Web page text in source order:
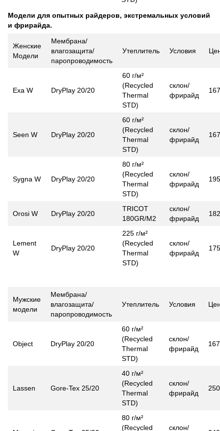
Модели для опытных райдеров, экстремальных условий
и фрирайда.
Женские
Модели
Мембрана/
влагозащита/
паропроводимость
Утеплитель Условия
Exa W DryPlay 20/20
60 г/м²
(Recycled
Thermal
STD)
склон/
фрирайд
Seen W DryPlay 20/20
60 г/м²
(Recycled
Thermal
STD)
склон/
фрирайд
Sygna W DryPlay 20/20
80 г/м²
(Recycled
Thermal
STD)
склон/
фрирайд
Orosi W DryPlay 20/20
TRICOT
180GR/M2
склон/
фрирайд
Lement
W
DryPlay 20/20
225 г/м²
(Recycled
Thermal
STD)
склон/
фрирайд
Мужские
модели
Мембрана/
влагозащита/
паропроводимость
Утеплитель Условия
Object DryPlay 20/20
60 г/м²
(Recycled
Thermal
STD)
склон/
фрирайд
Lassen Gore-Tex 25/20
40 г/м²
(Recycled
Thermal
STD)
склон/
фрирайд
80 г/м²
(Recycled
склон/